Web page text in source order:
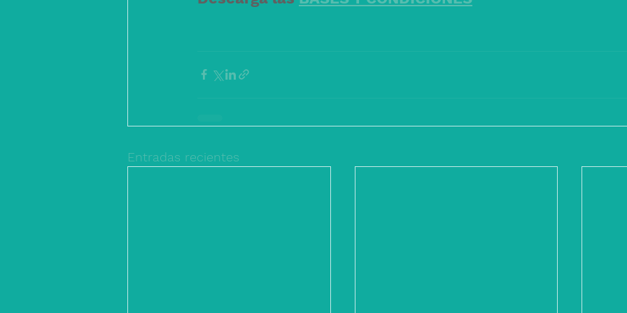
Entradas recientes